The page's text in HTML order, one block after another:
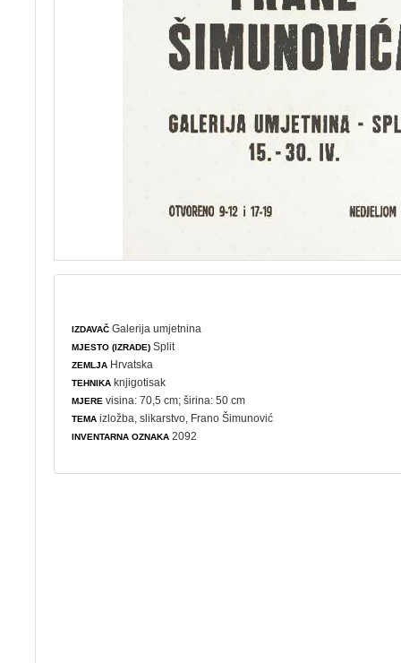
IZDAVAČ Galerija umjetnina
MJESTO (IZRADE) Split
ZEMLJA Hrvatska
TEHNIKA knjigotisak
MJERE visina: 70,5 cm; širina: 50 cm
TEMA izložba ,slikarstvo , Frano Šimunović
INVENTARNA OZNAKA 2092